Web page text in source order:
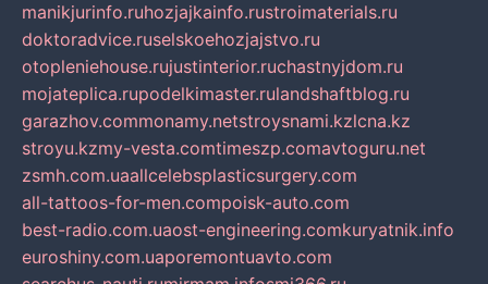
manikjurinfo.ruhozjajkainfo.rustroimaterials.ru
doktoradvice.ruselskoehozjajstvo.ru
otopleniehouse.rujustinterior.ruchastnyjdom.ru
mojateplica.rupodelkimaster.rulandshaftblog.ru
garazhov.commonamy.netstroysnami.kzlcna.kz
stroyu.kzmy-vesta.comtimeszp.comavtoguru.net
zsmh.com.uaallcelebsplasticsurgery.com
all-tattoos-for-men.compoisk-auto.com
best-radio.com.uaost-engineering.comkuryatnik.info
euroshiny.com.uaporemontuavto.com